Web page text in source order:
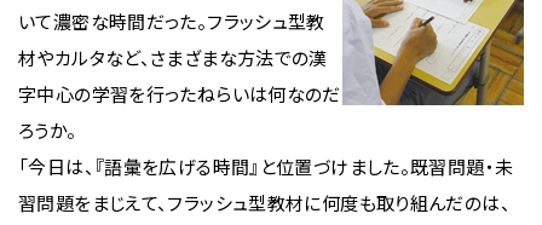
いて濃密な時間だった。フラッシュ型教
材やカルタなど、さまざまな方法での漢
字中心の学習を行ったねらいは何なのだ
ろうか。
「今日は、『語彙を広げる時間』と位置づけました。既習問題・未
習問題をまじえて、フラッシュ型教材に何度も取り組んだのは、